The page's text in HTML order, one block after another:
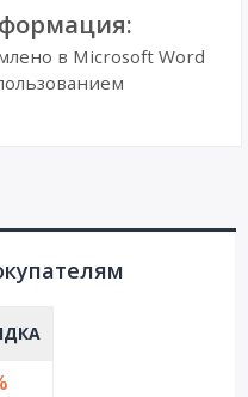
в Microsoft Word